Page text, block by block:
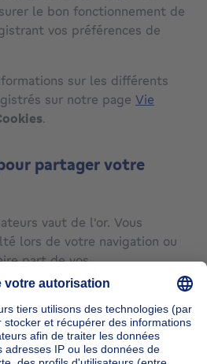
le bon fonctionnement de
vos préférences de
sur les différents
sur notre page Vie
.
partager votre
vaut de l'or. Vous
lors de votre navigation ou
part de vos
équipe de développeurs se
et nous vous promettons
quoi, nous vous donnerons
en place de la fonctionnalité